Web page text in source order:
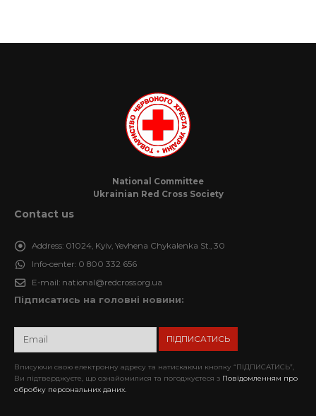
National Committee
Ukrainian Red Cross Society
Contact us
Address: 01024, Kyiv, Yevhena Chykalenka St., 30
Info-center: 0 800 332 656
E-mail: national@redcross.org.ua
Підписатись на головні новини:
Вписуючи свою електронну адресу та натискаючи кнопку “ПІДПИСАТИСЬ”,
Ви підтверджуєте, що ознайомилися та погоджуєтеся з Повідомленням про
обробку персональних даних.